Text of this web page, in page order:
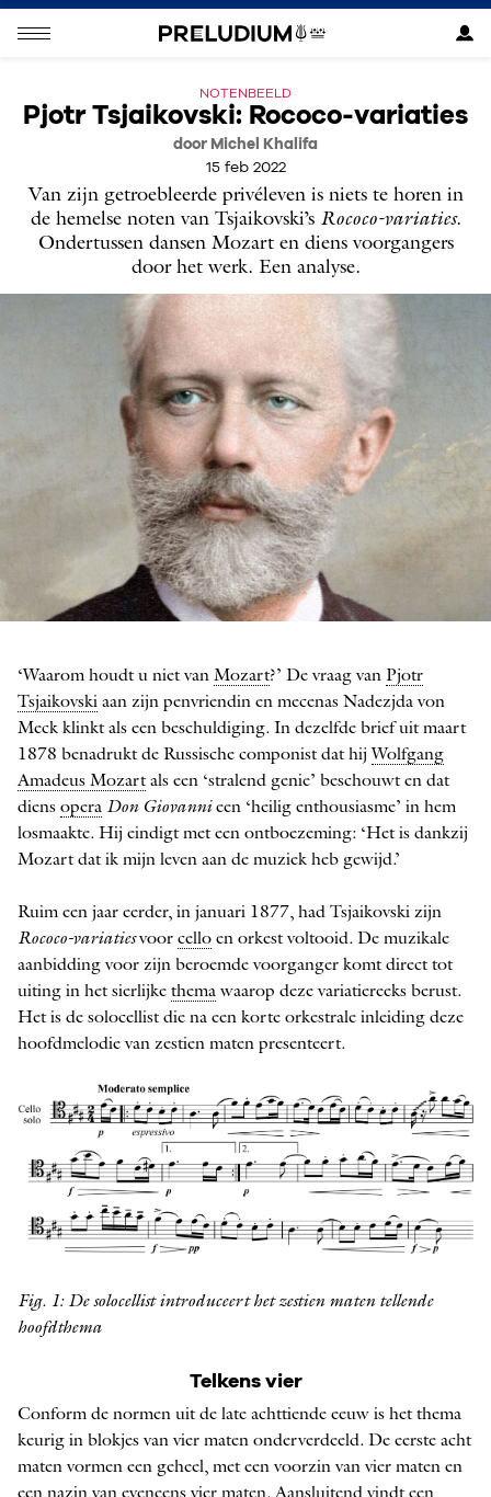
NOTENBEELD
Pjotr Tsjaikovski: Rococo-variaties
door Michel Khalifa
15 feb 2022
Van zijn getroebleerde privéleven is niets te horen in
de hemelse noten van Tsjaikovski’s Rococo-variaties.
Ondertussen dansen Mozart en diens voorgangers
door het werk. Een analyse.
‘Waarom houdt u niet van Mozart?’ De vraag van Pjotr
Tsjaikovski aan zijn penvriendin en mecenas Nadezjda von
Meck klinkt als een beschuldiging. In dezelfde brief uit maart
1878 benadrukt de Russische componist dat hij Wolfgang
Amadeus Mozartals een ‘stralend genie’ beschouwt en dat
diens opera Don Giovannieen ‘heilig enthousiasme’ in hem
losmaakte. Hij eindigt met een ontboezeming: ‘Het is dankzij
Mozart dat ik mijn leven aan de muziek heb gewijd.’
Ruim een jaar eerder, in januari 1877, had Tsjai­kovski zijn
Rococo-variatiesvoor cello en orkest voltooid. De muzikale
aanbidding voor zijn beroemde voorganger komt direct tot
uiting in het sierlijke thema waarop deze variatiereeks berust.
Het is de solocellist die na een korte orkestrale inleiding deze
hoofdmelodie van zestien maten presenteert.
Fig. 1: De solocellist introduceert het zestien maten tellende
hoofdthema
Telkens vier
Conform de normen uit de late achttiende eeuw is het thema
keurig in blokjes van vier maten onderverdeeld. De eerste acht
maten vormen een geheel, met een voorzin van vier maten en
een nazin van eveneens vier maten. Aansluitend vindt een